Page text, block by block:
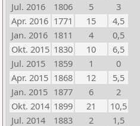
Jul. 2016
1806 5
3
Apr. 2016 1771 15
4,5
Jan. 2016 1811 4
0,5
Okt. 2015 1830 10
6,5
Jul. 2015
1859 1
0
Apr. 2015 1868 12
5,5
Jan. 2015 1877 6
2
Okt. 2014 1899 21
10,5
Jul. 2014
1883 2
1,5